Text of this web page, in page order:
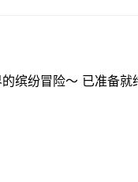
缤纷冒险～ 已准备就